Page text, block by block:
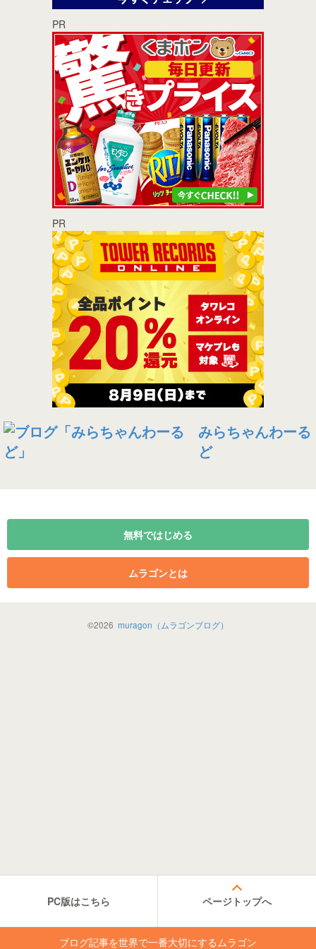
PR
PR
みらちゃんわーる
ど
無料ではじめる
ムラゴンとは
©2026 muragon（ムラゴンブログ）
PC版はこちら ページトップへ
ブログ記事を世界で一番大切にするムラゴン